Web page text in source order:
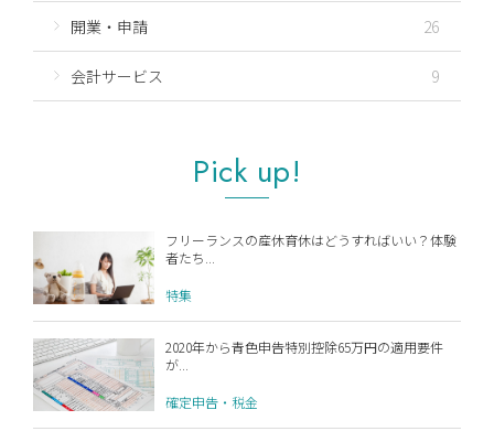
開業・申請 26
会計サービス 9
Pick up!
フリーランスの産休育休はどうすればいい？体験
者たち...
特集
2020年から青色申告特別控除65万円の適用要件
が...
確定申告・税金